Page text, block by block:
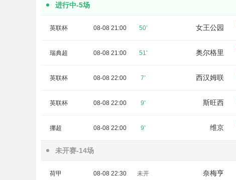
进行中-5场
英联杯 08-08 21:00 50’ 女王公园
瑞典超 08-08 21:00 51’ 奥尔格里
英联杯 08-08 22:00 7’ 西汉姆联
英联杯 08-08 22:00 9’ 斯旺西
挪超 08-08 22:00 9’ 维京
未开赛-14场
荷甲 08-08 22:30 未开 奈梅亨